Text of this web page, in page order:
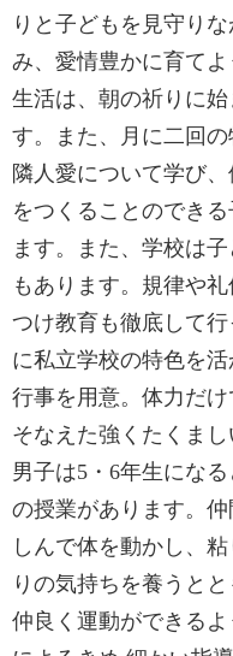
りと子どもを見守り
み、愛情豊かに育て
生活は、朝の祈りに
す。また、月に二回
隣人愛について学び
をつくることのでき
ます。また、学校は
もあります。規律や
つけ教育も徹底して
に私立学校の特色を
行事を用意。体力だ
そなえた強くたくまし
男子は5・6年生にな
の授業があります。
しんで体を動かし、
りの気持ちを養うと
仲良く運動ができる